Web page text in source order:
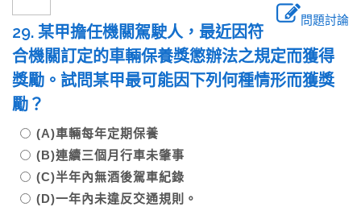
問題討論
29. 某甲擔任機關駕駛人，最近因符
合機關訂定的車輛保養獎懲辦法之規定而獲得
獎勵。試問某甲最可能因下列何種情形而獲獎
勵？
(A)車輛每年定期保養
(B)連續三個月行車未肇事
(C)半年內無酒後駕車紀錄
(D)一年內未違反交通規則。